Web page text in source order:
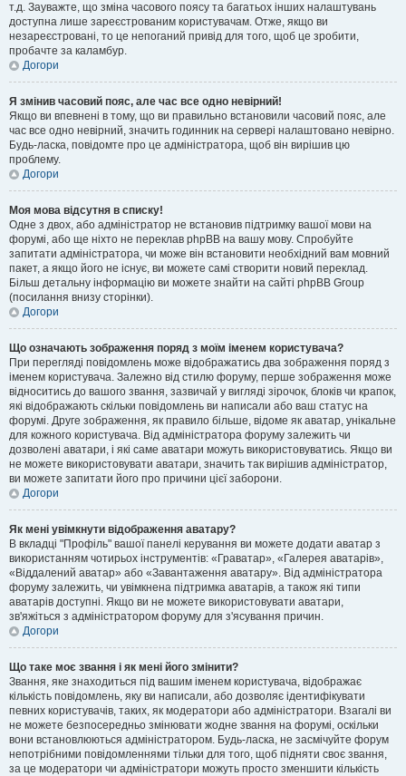
т.д. Зауважте, що зміна часового поясу та багатьох інших налаштувань
доступна лише зареєстрованим користувачам. Отже, якщо ви
незареєстровані, то це непоганий привід для того, щоб це зробити,
пробачте за каламбур.
Догори
Я змінив часовий пояс, але час все одно невірний!
Якщо ви впевнені в тому, що ви правильно встановили часовий пояс, але
час все одно невірний, значить годинник на сервері налаштовано невірно.
Будь-ласка, повідомте про це адміністратора, щоб він вирішив цю
проблему.
Догори
Моя мова відсутня в списку!
Одне з двох, або адміністратор не встановив підтримку вашої мови на
форумі, або ще ніхто не переклав phpBB на вашу мову. Спробуйте
запитати адміністратора, чи може він встановити необхідний вам мовний
пакет, а якщо його не існує, ви можете самі створити новий переклад.
Більш детальну інформацію ви можете знайти на сайті phpBB Group
(посилання внизу сторінки).
Догори
Що означають зображення поряд з моїм іменем користувача?
При перегляді повідомлень може відображатись два зображення поряд з
іменем користувача. Залежно від стилю форуму, перше зображення може
відноситись до вашого звання, зазвичай у вигляді зірочок, блоків чи крапок,
які відображають скільки повідомлень ви написали або ваш статус на
форумі. Друге зображення, як правило більше, відоме як аватар, унікальне
для кожного користувача. Від адміністратора форуму залежить чи
дозволені аватари, і які саме аватари можуть використовуватись. Якщо ви
не можете використовувати аватари, значить так вирішив адміністратор,
ви можете запитати його про причини цієї заборони.
Догори
Як мені увімкнути відображення аватару?
В вкладці "Профіль" вашої панелі керування ви можете додати аватар з
використанням чотирьох інструментів: «Граватар», «Галерея аватарів»,
«Віддалений аватар» або «Завантаження аватару». Від адміністратора
форуму залежить, чи увімкнена підтримка аватарів, а також які типи
аватарів доступні. Якщо ви не можете використовувати аватари,
зв'яжіться з адміністратором форуму для з'ясування причин.
Догори
Що таке моє звання і як мені його змінити?
Звання, яке знаходиться під вашим іменем користувача, відображає
кількість повідомлень, яку ви написали, або дозволяє ідентифікувати
певних користувачів, таких, як модератори або адміністратори. Взагалі ви
не можете безпосередньо змінювати жодне звання на форумі, оскільки
вони встановлюються адміністратором. Будь-ласка, не засмічуйте форум
непотрібними повідомленнями тільки для того, щоб підняти своє звання,
за це модератори чи адміністратори можуть просто зменшити кількість